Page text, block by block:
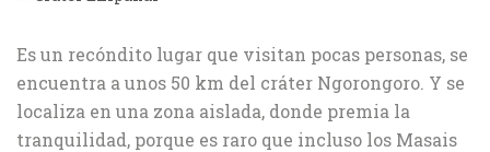
Es un recóndito lugar que visitan pocas personas, se
encuentra a unos 50 km del cráter Ngorongoro. Y se
localiza en una zona aislada, donde premia la
tranquilidad, porque es raro que incluso los Masais